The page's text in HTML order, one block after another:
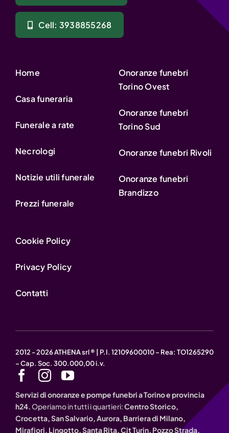
Cell: 3938855268
Home
Casa funeraria
Funerale a rate
Necrologi
Notizie utili funerale
Prezzi funerale
Onoranze funebri
Torino Ovest
Onoranze funebri
Torino Sud
Onoranze funebri Rivoli
Onoranze funebri
Brandizzo
Cookie Policy
Privacy Policy
Contatti
2012 - 2026 ATHENA srl ® | P.I. 12109600010 – Rea: TO1265290
– Cap. Soc. 300.000,00 i.v.
Servizi di onoranze e pompe funebri a Torino e provincia
h24.Operiamo in tutti i quartieri:Centro Storico,
Crocetta, San Salvario, Aurora, Barriera di Milano,
Mirafiori, Lingotto, Santa Rita, Cit Turin, Pozzo Strada,